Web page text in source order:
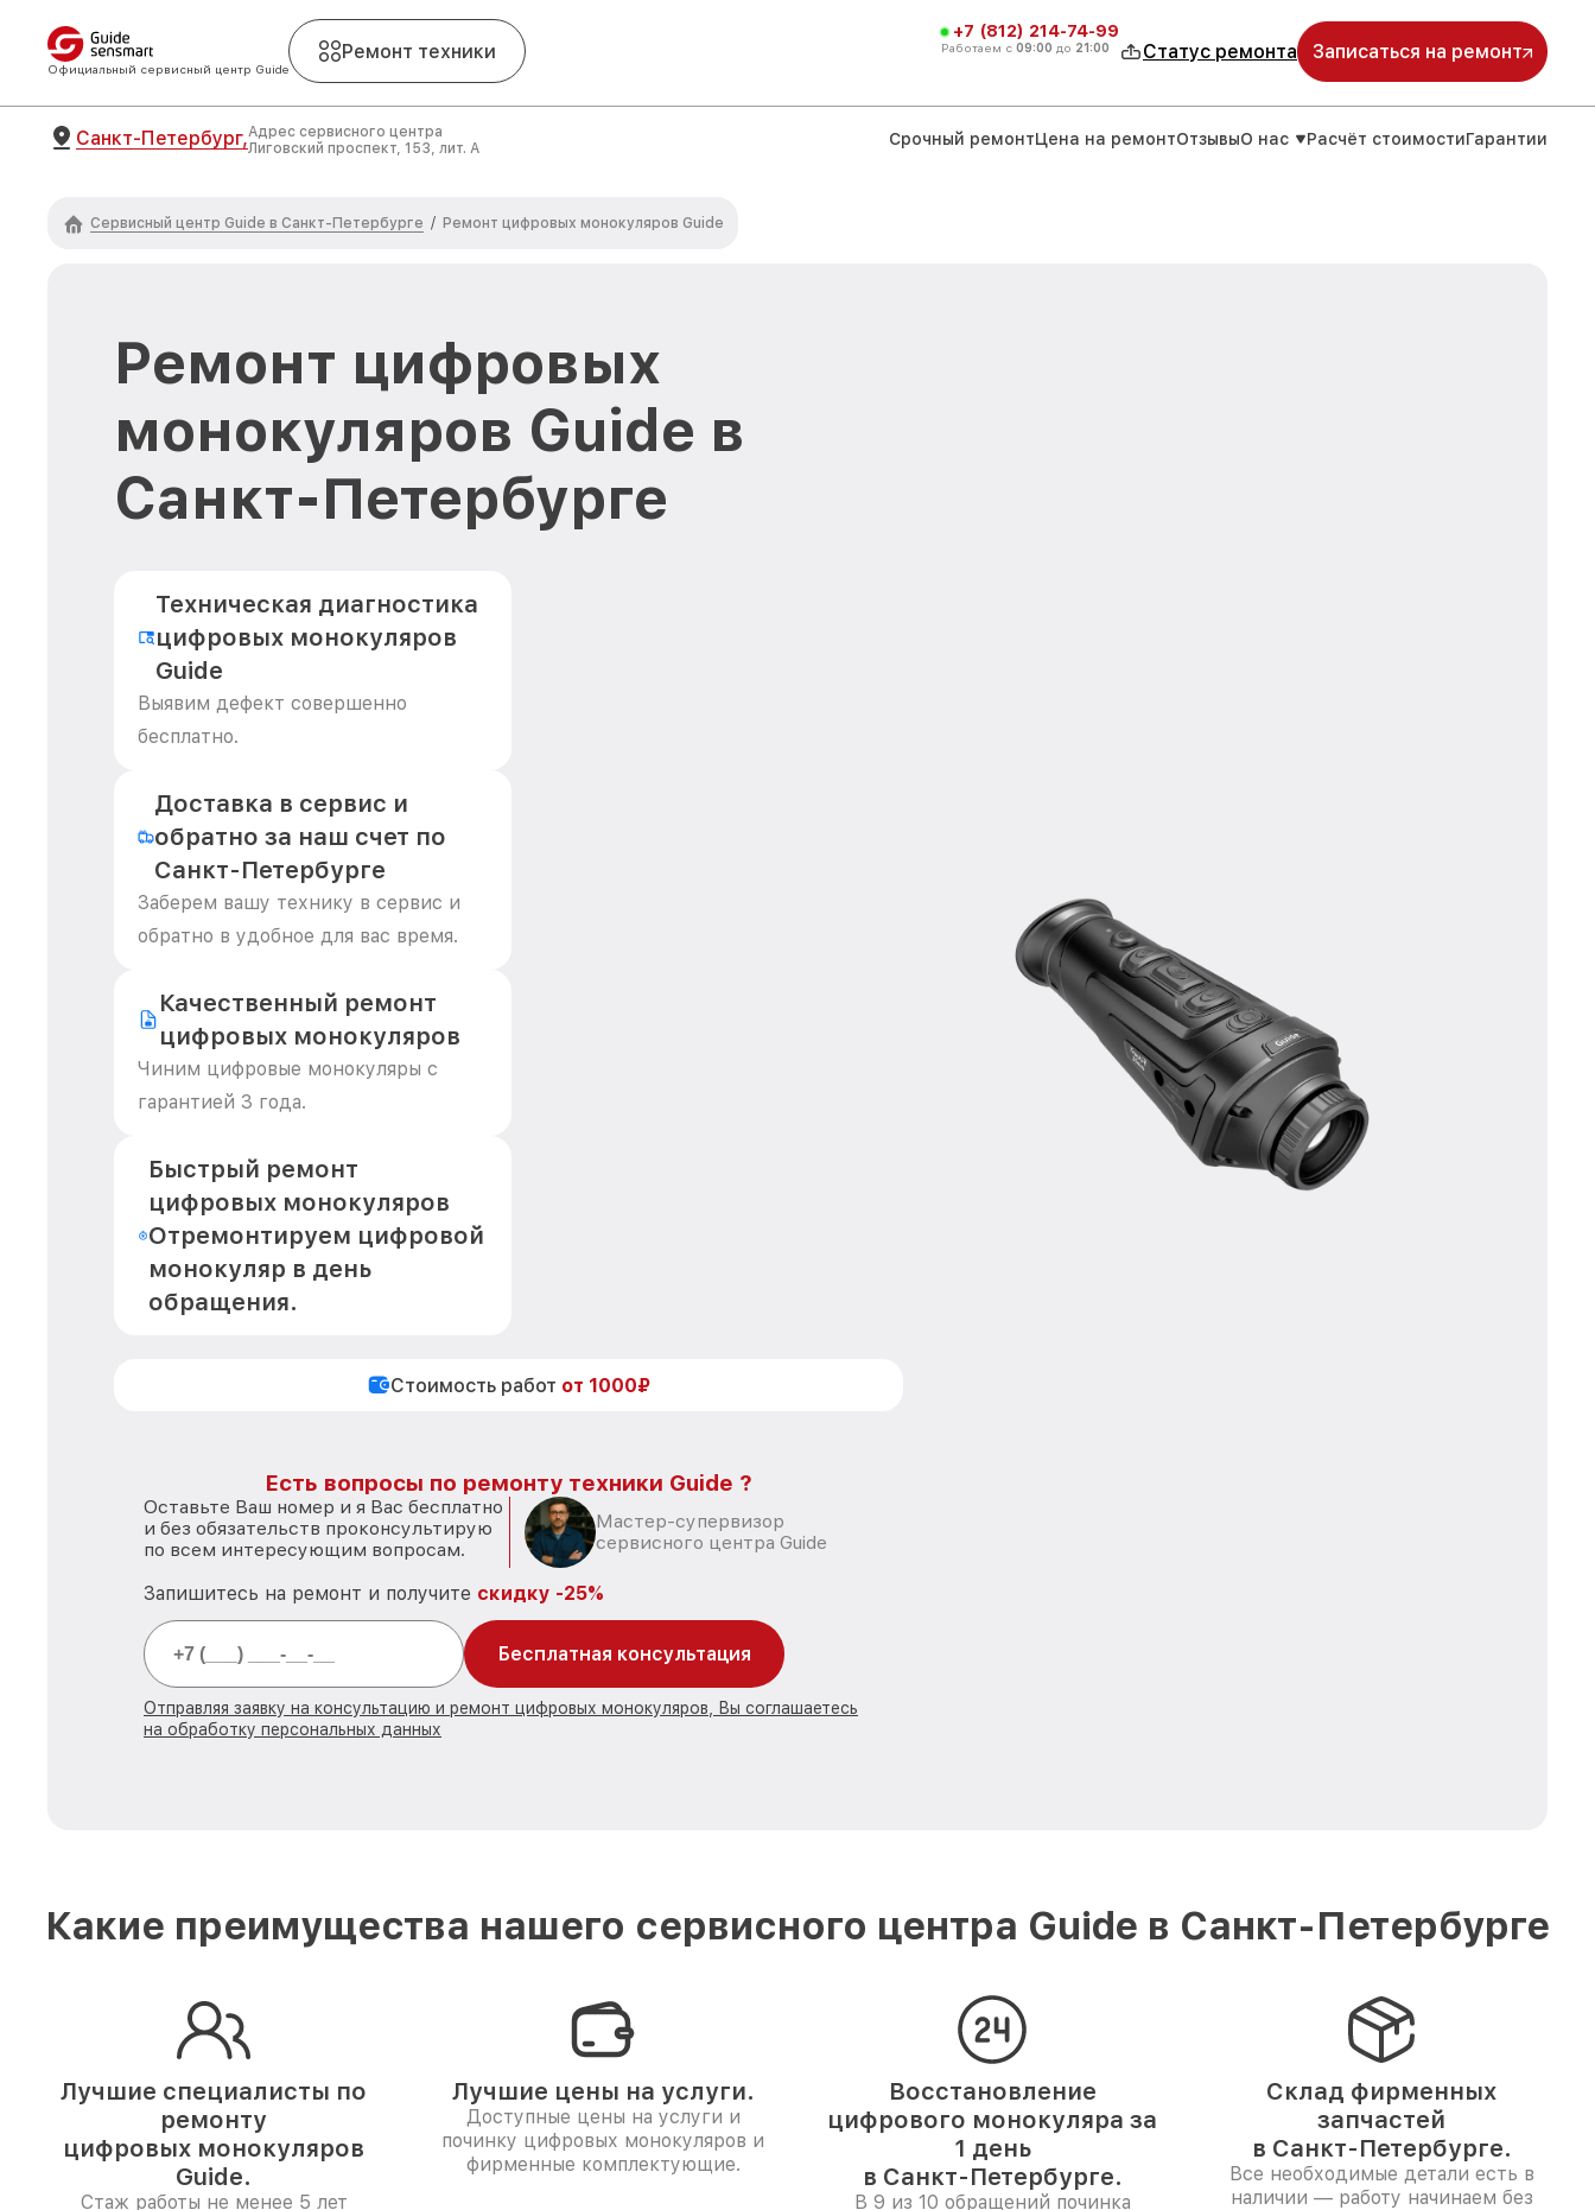
Официальный сервисный центр Guide
Ремонт техники
+7 (812) 214-74-99
Работаем с 09:00 до 21:00 Статус ремонта Записаться на ремонт
Санкт-Петербург,Адрес сервисного центра
Лиговский проспект, 153, лит. А
Срочный ремонтЦена на ремонтОтзывыО нас Расчёт стоимостиГарантии
Сервисный центр Guide в Санкт-Петербурге / Ремонт цифровых монокуляров Guide
Ремонт цифровых
монокуляров Guide в
Санкт-Петербурге
Техническая диагностика
цифровых монокуляров
Guide
Выявим дефект совершенно
бесплатно.
Доставка в сервис и
обратно за наш счет по
Санкт-Петербурге
Заберем вашу технику в сервис и
обратно в удобное для вас время.
Качественный ремонт
цифровых монокуляров
Чиним цифровые монокуляры с
гарантией 3 года.
Быстрый ремонт
цифровых монокуляров
Отремонтируем цифровой
монокуляр в день
обращения.
Стоимость работ от 1000₽
Есть вопросы по ремонту техники Guide ?
Оставьте Ваш номер и я Вас бесплатно
и без обязательств проконсультирую
по всем интересующим вопросам.
Мастер-супервизор
сервисного центра Guide
Запишитесь на ремонт и получите скидку -25%
Бесплатная консультация
Отправляя заявку на консультацию и ремонт цифровых монокуляров, Вы соглашаетесь
на обработку персональных данных
Какие преимущества нашего сервисного центра Guide в Санкт-Петербурге
Лучшие специалисты по
ремонту
цифровых монокуляров
Guide.
Стаж работы не менее 5 лет
Лучшие цены на услуги.
Доступные цены на услуги и
починку цифровых монокуляров и
фирменные комплектующие.
Восстановление
цифрового монокуляра за
1 день
в Санкт-Петербурге.
В 9 из 10 обращений починка
Склад фирменных
запчастей
в Санкт-Петербурге.
Все необходимые детали есть в
наличии — работу начинаем без